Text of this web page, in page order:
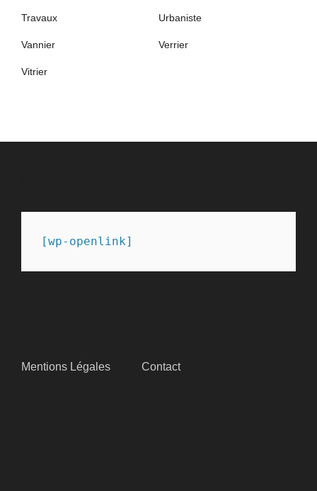
Travaux Urbaniste
Vannier Verrier
Vitrier
[wp-openlink]
Mentions Légales Contact